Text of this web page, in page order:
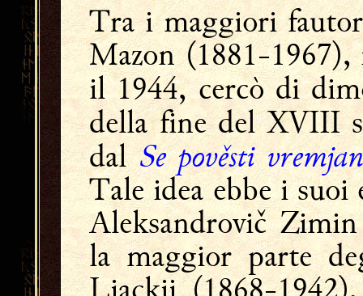
Tra i maggiori
Mazon (1881-
il 1944, cercò di
della fine del XVIII
dal Se pověsti
Tale idea ebbe i
Aleksandrovič
la maggior parte